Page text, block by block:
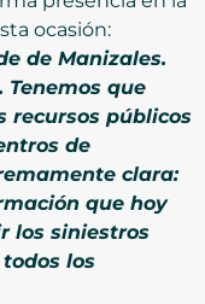
ocasión:
de Manizales.
que
recursos públicos
de
clara:
que hoy
los siniestros
los